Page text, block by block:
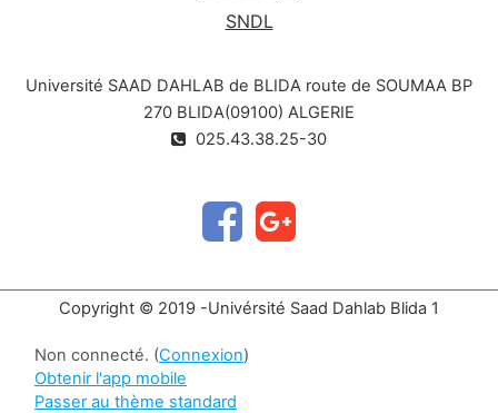
SNDL
Université SAAD DAHLAB de BLIDA route de SOUMAA BP
270 BLIDA(09100) ALGERIE
025.43.38.25-30
Copyright © 2019 -Univérsité Saad Dahlab Blida 1
Non connecté. (Connexion)
Obtenir l'app mobile
Passer au thème standard